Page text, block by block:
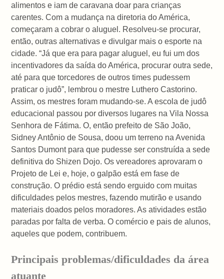
alimentos e iam de caravana doar para crianças
carentes. Com a mudança na diretoria do América,
começaram a cobrar o aluguel. Resolveu-se procurar,
então, outras alternativas e divulgar mais o esporte na
cidade. “Já que era para pagar aluguel, eu fui um dos
incentivadores da saída do América, procurar outra sede,
até para que torcedores de outros times pudessem
praticar o judô”, lembrou o mestre Luthero Castorino.
Assim, os mestres foram mudando-se. A escola de judô
educacional passou por diversos lugares na Vila Nossa
Senhora de Fátima. O, então prefeito de São João,
Sidney Antônio de Sousa, doou um terreno na Avenida
Santos Dumont para que pudesse ser construída a sede
definitiva do Shizen Dojo. Os vereadores aprovaram o
Projeto de Lei e, hoje, o galpão está em fase de
construção. O prédio está sendo erguido com muitas
dificuldades pelos mestres, fazendo mutirão e usando
materiais doados pelos moradores. As atividades estão
paradas por falta de verba. O comércio e pais de alunos,
aqueles que podem, contribuem.
Principais problemas/dificuldades da área
atuante